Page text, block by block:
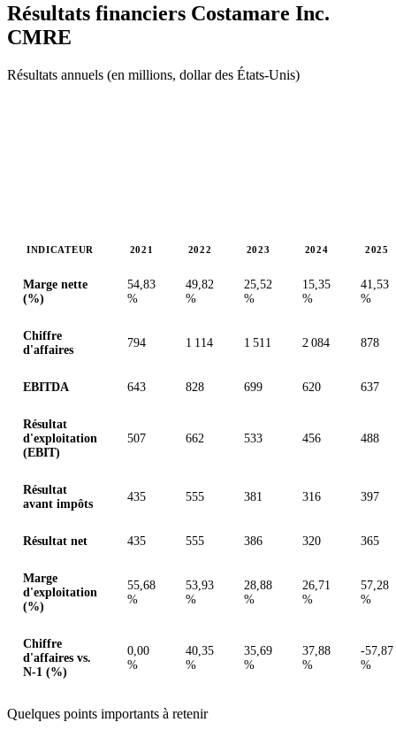
Résultats financiers Costamare Inc.
CMRE
Résultats annuels (en millions, dollar des États-Unis)
INDICATEUR 2021 2022 2023 2024 2025
Marge nette
(%)
54,83
%
49,82
%
25,52
%
15,35
%
41,53
%
Chiffre
d'affaires
794 1 114 1 511 2 084 878
EBITDA 643 828 699 620 637
Résultat
d'exploitation
(EBIT)
507 662 533 456 488
Résultat
avant impôts
435 555 381 316 397
Résultat net 435 555 386 320 365
Marge
d'exploitation
(%)
55,68
%
53,93
%
28,88
%
26,71
%
57,28
%
Chiffre
d'affaires vs.
N-1 (%)
0,00
%
40,35
%
35,69
%
37,88
%
-57,87
%
Quelques points importants à retenir